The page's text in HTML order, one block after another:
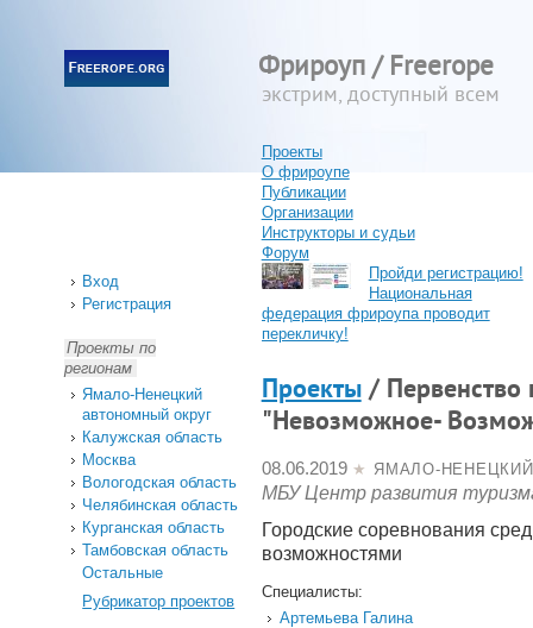
Фрироуп / Freerope
экстрим, доступный всем
Проекты
О фрироупе
Публикации
Организации
Инструкторы и судьи
Форум
Вход
Регистрация
Проекты по
регионам
Ямало-Ненецкий
автономный округ
Калужская область
Москва
Вологодская область
Челябинская область
Курганская область
Тамбовская область
Остальные
Рубрикатор проектов
Пройди регистрацию!
Национальная
федерация фрироупа проводит
перекличку!
Проекты/ Первенство
"Невозможное-
08.06.2019★ ЯМАЛО-
МБУ Центр развития
Городские соревнования
возможностями
Специалисты:
Артемьева Галина